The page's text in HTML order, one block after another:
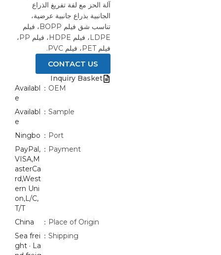
آلة الحز مع لفة تفريغ الذراع
الجانبية بذراع جانبية عرضية،
تناسب شق فيلم BOPP، فيلم
LDPE، فيلم HDPE، فيلم PP،
فيلم PET، فيلم PVC.
CONTACT US
Inquiry Basket
OEM：
Availabl
e
Sample：
Availabl
e
Port：
Ningbo
Payment：
PayPal,
VISA,M
asterCa
rd,West
ern Uni
on,L/C,
T/T
Place of Origin：
China
Shipping：
Sea frei
ght · La